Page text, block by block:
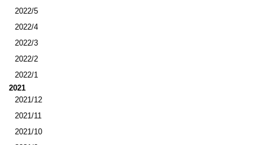
2022/5
2022/4
2022/3
2022/2
2022/1
2021
2021/12
2021/11
2021/10